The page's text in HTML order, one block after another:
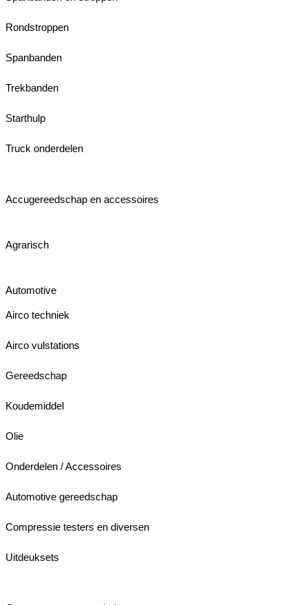
Rondstroppen
Spanbanden
Trekbanden
Starthulp
Truck onderdelen
Accugereedschap en accessoires
Agrarisch
Automotive
Airco techniek
Airco vulstations
Gereedschap
Koudemiddel
Olie
Onderdelen / Accessoires
Automotive gereedschap
Compressie testers en diversen
Uitdeuksets